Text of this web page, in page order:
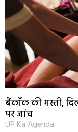
बैंकॉक की मस्ती,
पर जांच
UP Ka Agenda